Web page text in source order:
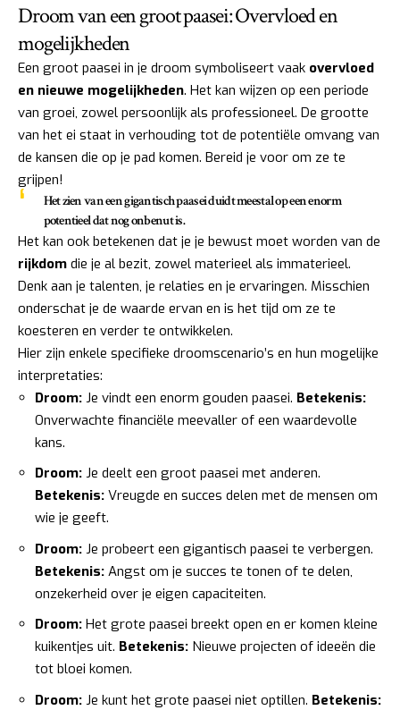
Droom van een groot paasei: Overvloed en
mogelijkheden
Een groot paasei in je droom symboliseert vaak overvloed
en nieuwe mogelijkheden. Het kan wijzen op een periode
van groei, zowel persoonlijk als professioneel. De grootte
van het ei staat in verhouding tot de potentiële omvang van
de kansen die op je pad komen. Bereid je voor om ze te
grijpen!
Het zien van een gigantisch paasei duidt meestal op een enorm
potentieel dat nog onbenut is.
Het kan ook betekenen dat je je bewust moet worden van de
rijkdom die je al bezit, zowel materieel als immaterieel.
Denk aan je talenten, je relaties en je ervaringen. Misschien
onderschat je de waarde ervan en is het tijd om ze te
koesteren en verder te ontwikkelen.
Hier zijn enkele specifieke droomscenario’s en hun mogelijke
interpretaties:
Droom: Je vindt een enorm gouden paasei. Betekenis:
Onverwachte financiële meevaller of een waardevolle
kans.
Droom: Je deelt een groot paasei met anderen.
Betekenis: Vreugde en succes delen met de mensen om
wie je geeft.
Droom: Je probeert een gigantisch paasei te verbergen.
Betekenis: Angst om je succes te tonen of te delen,
onzekerheid over je eigen capaciteiten.
Droom: Het grote paasei breekt open en er komen kleine
kuikentjes uit. Betekenis: Nieuwe projecten of ideeën die
tot bloei komen.
Droom: Je kunt het grote paasei niet optillen. Betekenis: